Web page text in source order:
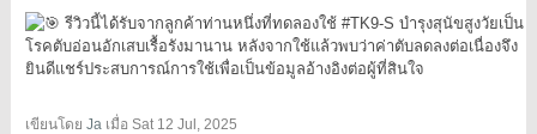
รีวิวนี้ได้รับจากลูกค้าท่านหนึ่งที่ทดลองใช้ #TK9-S บำรุงสุนัขสูงวัยเป็น
โรคตับอ่อนอักเสบเรื้อรังมานาน หลังจากใช้แล้วพบว่าค่าตับลดลงต่อเนื่องจึง
ยินดีแชร์ประสบการณ์การใช้เพื่อเป็นข้อมูลอ้างอิงต่อผู้ที่สินใจ
เขียนโดย Jaเมื่อ Sat 12 Jul, 2025